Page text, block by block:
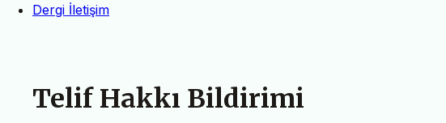
Dergi İletişim
Telif Hakkı Bildirimi